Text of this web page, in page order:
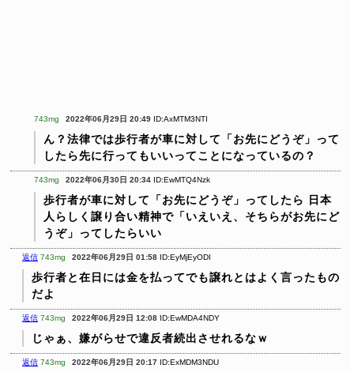
743mg 2022年06月29日 20:49 ID:AxMTM3NTI
ん？法律では歩行者が車に対して「お先にどうぞ」って
したら先に行ってもいいってことになっているの？
743mg 2022年06月30日 20:34 ID:EwMTQ4Nzk
歩行者が車に対して「お先にどうぞ」ってしたら
日本
人らしく譲り合い精神で「いえいえ、そちらがお先にど
うぞ」ってしたらいい
返信 743mg 2022年06月29日 01:58 ID:EyMjEyODI
歩行者と在日には金を払ってでも譲れとはよく言ったもの
だよ
返信 743mg 2022年06月29日 12:08 ID:EwMDA4NDY
じゃぁ、嫌がらせで違反者続出させれるなｗ
返信 743mg 2022年06月29日 20:17 ID:ExMDM3NDU